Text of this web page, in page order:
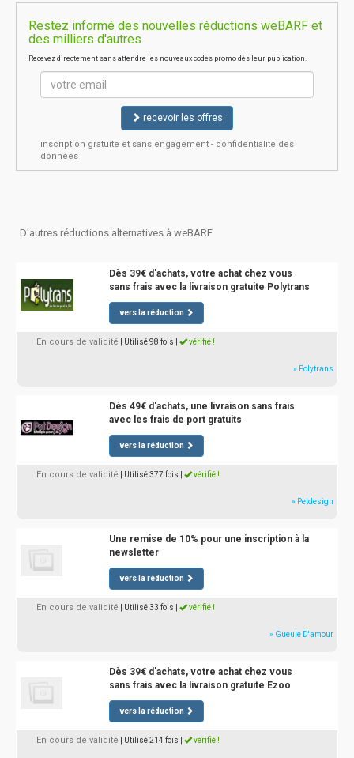
Restez informé des nouvelles réductions weBARF et
des milliers d'autres
Recevez directement sans attendre les nouveaux codes promo dès leur publication.
recevoir les offres
inscription gratuite et sans engagement - confidentialité des
données
D'autres réductions alternatives à weBARF
Dès 39€ d'achats, votre achat chez vous
sans frais avec la livraison gratuite Polytrans
vers la réduction
En cours de validité | Utilisé 98 fois vérifié !
» Polytrans
Dès 49€ d'achats, une livraison sans frais
avec les frais de port gratuits
vers la réduction
En cours de validité | Utilisé 377 fois vérifié !
» Petdesign
Une remise de 10% pour une inscription à la
newsletter
vers la réduction
En cours de validité | Utilisé 33 fois vérifié !
» Gueule D'amour
Dès 39€ d'achats, votre achat chez vous
sans frais avec la livraison gratuite Ezoo
vers la réduction
En cours de validité | Utilisé 214 fois vérifié !